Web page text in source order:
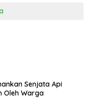
Senjata Api
Oleh Warga